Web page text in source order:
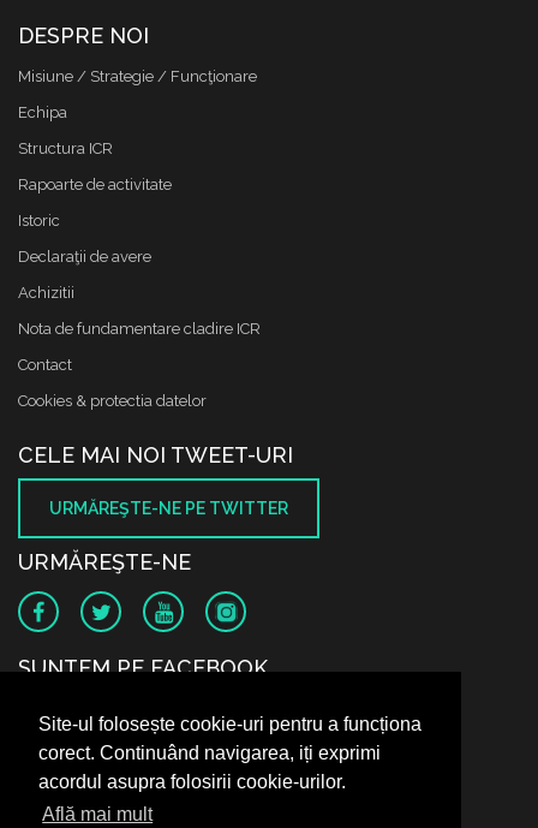
Site-ul folosește cookie-uri pentru a funcționa
corect. Continuând navigarea, iți exprimi
acordul asupra folosirii cookie-urilor.
Află mai mult
DESPRE NOI
Misiune / Strategie / Funcţionare
Echipa
Structura ICR
Rapoarte de activitate
Istoric
Declaraţii de avere
Achizitii
Nota de fundamentare cladire ICR
Contact
Cookies & protectia datelor
CELE MAI NOI TWEET-URI
URMĂREŞTE-NE PE TWITTER
URMĂREŞTE-NE
SUNTEM PE FACEBOOK